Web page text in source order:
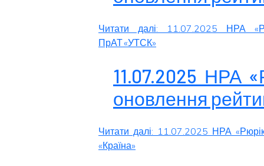
Читати далі: 11.07.2025 НРА
ПрАТ «УТСК»
11.07.2025 НРА
оновлення
Читати далі: 11.07.2025 НРА
«Країна»